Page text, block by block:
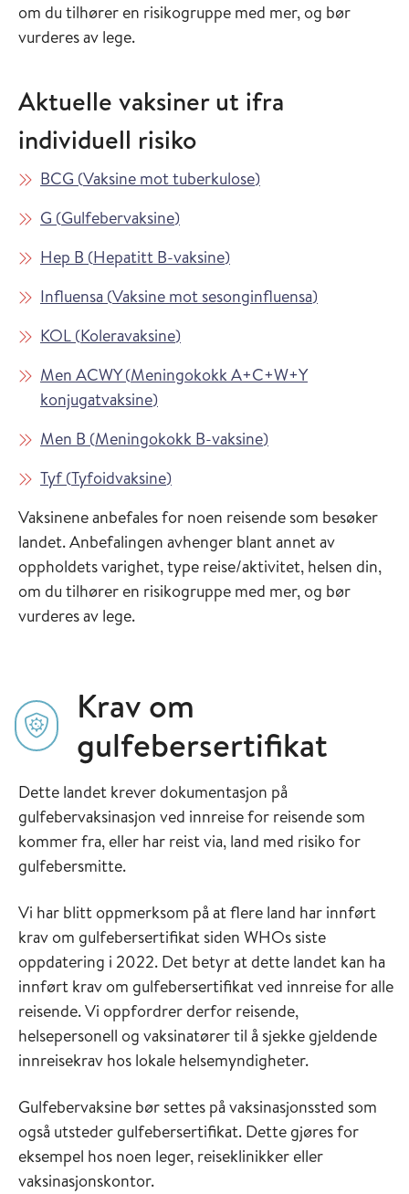
om du tilhører en risikogruppe med mer, og bør
vurderes av lege.
Aktuelle vaksiner ut ifra
individuell risiko
Les mer om
BCG (Vaksine mot tuberkulose)i
Les mer om
G (Gulfebervaksine)i Vaksinasjonsveilederen
Les mer om
Hep B (Hepatitt B-vaksine)i Vaksinasjonsveilederen
Les mer om
Influensa (Vaksine mot sesonginfluensa)i
Les mer om
KOL (Koleravaksine)i Vaksinasjonsveilederen
Les mer om
Men ACWY(Meningokokk A+C+W+Y
konjugatvaksine)i Vaksinasjonsveilederen
Les mer om
Men B (Meningokokk B-vaksine)i
Les mer om
Tyf(Tyfoidvaksine)i Vaksinasjonsveilederen
Vaksinene anbefales for noen reisende som besøker
landet. Anbefalingen avhenger blant annet av
oppholdets varighet, type reise/aktivitet, helsen din,
om du tilhører en risikogruppe med mer, og bør
vurderes av lege.
Krav om
gulfebersertifikat
Dette landet krever dokumentasjon på
gulfebervaksinasjon ved innreise for reisende som
kommer fra, eller har reist via, land med risiko for
gulfebersmitte.
Vi har blitt oppmerksom på at flere land har innført
krav om gulfebersertifikat siden WHOs siste
oppdatering i 2022. Det betyr at dette landet kan ha
innført krav om gulfebersertifikat ved innreise for alle
reisende. Vi oppfordrer derfor reisende,
helsepersonell og vaksinatører til å sjekke gjeldende
innreisekrav hos lokale helsemyndigheter.
Gulfebervaksine bør settes på vaksinasjonssted som
også utsteder gulfebersertifikat. Dette gjøres for
eksempel hos noen leger, reiseklinikker eller
vaksinasjonskontor.